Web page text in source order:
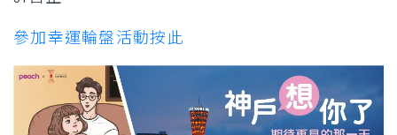
參加幸運輪盤活動按此